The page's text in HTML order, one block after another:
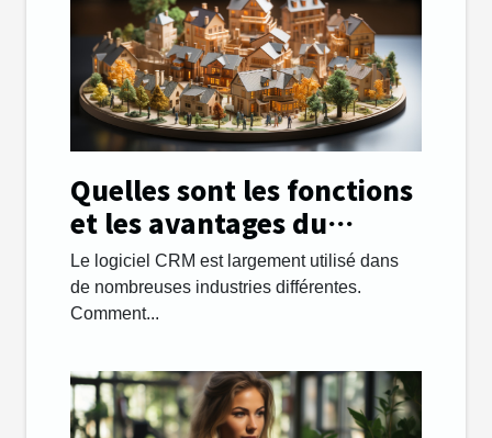
Quelles sont les fonctions
et les avantages du
système CRM sur le
marché immobilier ?
Le logiciel CRM est largement utilisé dans
de nombreuses industries différentes.
Comment...